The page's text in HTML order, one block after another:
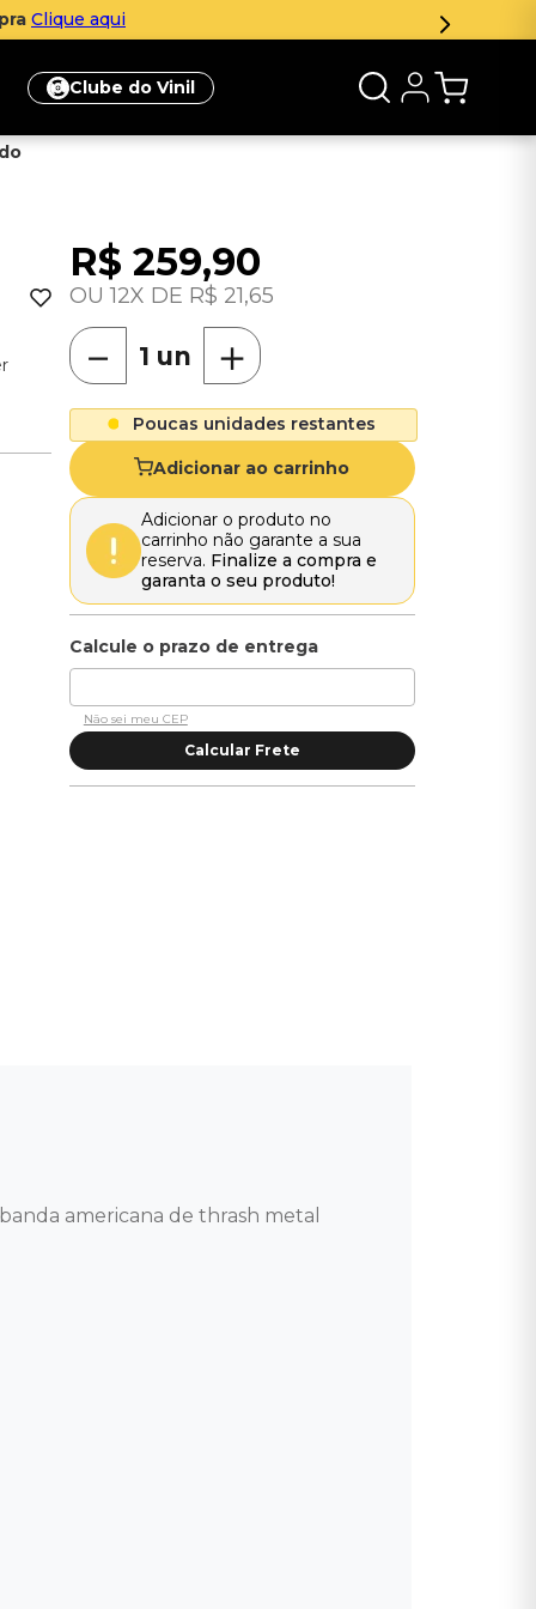
Parcelamento em até 12x sem
Clube do Vinil
R$ 259,90
12 R$ 21,65
＋
－
Poucas unidades restantes
Adicionar ao carrinho
Adicionar o produto no
carrinho não garante a sua
reserva. Finalize a compra e
garanta o seu produto!
Não sei meu CEP
americana de thrash metal